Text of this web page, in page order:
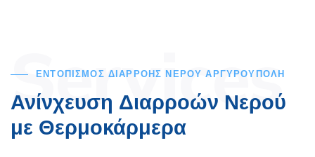
Services
ΕΝΤΟΠΙΣΜΟΣ ΔΙΑΡΡΟΗΣ ΝΕΡΟΥ ΑΡΓΥΡΟΥΠΟΛΗ
Ανίνχευση Διαρροών Νερού
με Θερμοκάρμερα